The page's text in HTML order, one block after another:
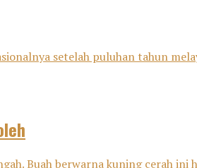
setelah puluhan tahun
Buah berwarna kuning cerah ini